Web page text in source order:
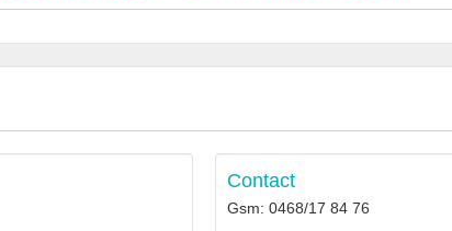
Contact
Gsm: 0468/17 84 76